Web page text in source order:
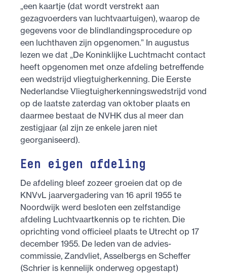
„een kaartje (dat wordt verstrekt aan
gezagvoerders van luchtvaartuigen), waarop de
gegevens voor de blindlandingsprocedure op
een luchthaven zijn opgenomen.” In augustus
lezen we dat „De Koninklijke Luchtmacht contact
heeft opgenomen met onze afdeling betreffende
een wedstrijd vliegtuigherkenning. Die Eerste
Nederlandse Vliegtuig­herkennings­wedstrijd vond
op de laatste zaterdag van oktober plaats en
daarmee bestaat de NVHK dus al meer dan
zestigjaar (al zijn ze enkele jaren niet
georganiseerd).
Een eigen afdeling
De afdeling bleef zozeer groeien dat op de
KNVvL jaarvergadering van 16 april 1955 te
Noordwijk werd besloten een zelfstandige
afdeling Luchtvaartkennis op te richten. Die
oprichting vond officieel plaats te Utrecht op 17
december 1955. De leden van de advies­
commissie, Zandvliet, Asselbergs en Scheffer
(Schrier is kennelijk onderweg opgestapt)